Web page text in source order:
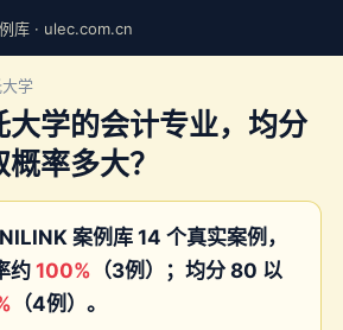
库 · ulec.com.cn
大学
大学的会计专业，均分
率多大？
案例库 14 个真实案例，
约100% （3例）；均分 80 以
（4例）。